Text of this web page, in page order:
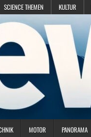
SCIENCE THEMEN KULTUR
MOTOR PANORAMA